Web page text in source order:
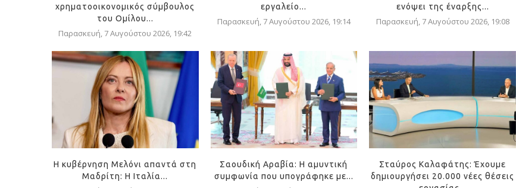
χρηματοοικονομικός σύμβουλος
του Ομίλου...
Παρασκευή, 7 Αυγούστου 2026, 19:42
εργαλείο...
Παρασκευή, 7 Αυγούστου 2026, 19:14
ενόψει της έναρξης...
Παρασκευή, 7 Αυγούστου 2026, 19:08
Η κυβέρνηση Μελόνι απαντά στη
Μαδρίτη: Η Ιταλία...
Σαουδική Αραβία: Η αμυντική
συμφωνία που υπογράφηκε με...
Σταύρος Καλαφάτης: Έχουμε
δημιουργήσει 20.000 νέες θέσεις